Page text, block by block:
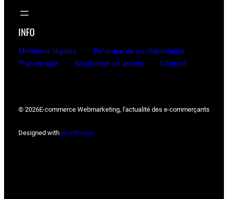
INFO
Mentions légales
Politique de confidentialité
Plan du site
Soumettre un article Contact
© 2026E-commerce Webmarketing, l'actualité des e-commerçants
Designed with WordPress